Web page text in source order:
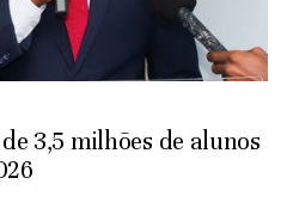
3,5 milhões de alunos